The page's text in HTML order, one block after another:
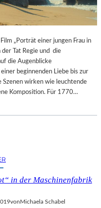
„Porträt einer jungen Frau in
Tat Regie und die
die Augenblicke
beginnenden Liebe bis zur
Szenen wirken wie leuchtende
Komposition. Für 1770…
in der Maschinenfabrik
vonMichaela Schabel